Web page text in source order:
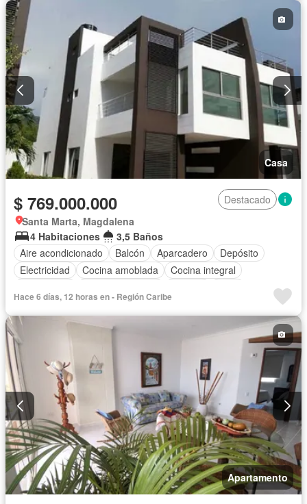
Seguridad privada
Vista panorámica
Casa
$ 769.000.000
Destacado
Santa Marta, Magdalena
4 Habitaciones
3,5 Baños
Aire acondicionado
Balcón Aparcadero
Depósito
Electricidad
Cocina amoblada
Cocina integral
Tanque de agua
Patio
Área infantil
Acceso para personas con discapacidad
Seguridad privada
Hace 6 días, 12 horas en - Región Caribe
Apartamento